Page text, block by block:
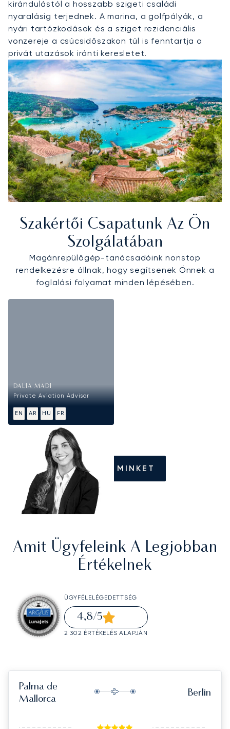
kirándulástól a hosszabb szigeti családi
nyaralásig terjednek. A marina, a golfpályák, a
nyári tartózkodások és a sziget rezidenciális
vonzereje a csúcsidőszakon túl is fenntartja a
privát utazások iránti keresletet.
Szakértői Csapatunk Az Ön
Szolgálatában
Magánrepülőgép-tanácsadóink nonstop
rendelkezésre állnak, hogy segítsenek Önnek a
foglalási folyamat minden lépésében.
DALIA MADI
Private Aviation Advisor
EN AR HU FR
HÍVJON MINKET
Amit Ügyfeleink A Legjobban
Értékelnek
ÜGYFÉLELÉGEDETTSÉG
4,8/5
2 302 ÉRTÉKELÉS ALAPJÁN
Palma de
Mallorca
Berlin